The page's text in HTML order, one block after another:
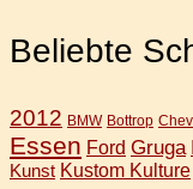
Beliebte
2012 BMW Bottrop
Essen Ford Gruga
Kunst Kustom Kulture